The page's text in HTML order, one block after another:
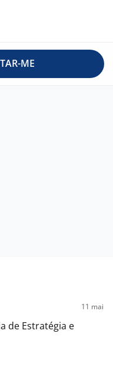
ME
11 mai
de Estratégia e